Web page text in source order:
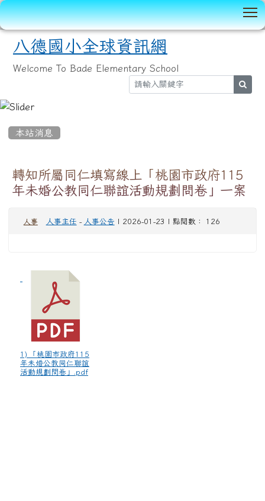
八德國小全球資訊網
Welcome To Bade Elementary School
本站消息
轉知所屬同仁填寫線上「桃園市政府115
年未婚公教同仁聯誼活動規劃問卷」一案
人事 人事主任 - 人事公告 | 2026-01-23 | 點閱數： 126
1) 「桃園市政府115
年未婚公教同仁聯誼
活動規劃問卷」.pdf